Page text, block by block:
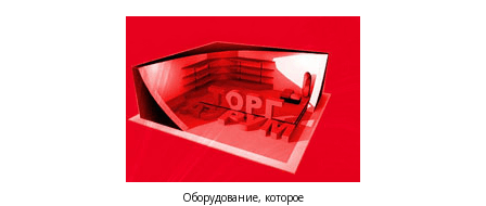
Оборудование, которое